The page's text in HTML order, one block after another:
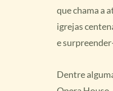
que chama a
igrejas
e
Dentre